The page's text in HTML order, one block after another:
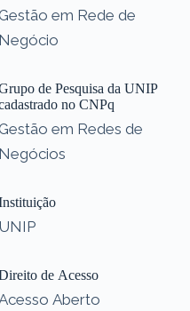
em Rede de
Negócio
de Pesquisa da UNIP
no CNPq
em Redes de
Negócios
UNIP
de Acesso
Aberto